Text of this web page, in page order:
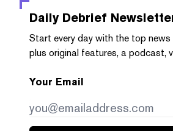
Daily Debrief
Start every day with the top news
plus original features, a podcast,
Your Email